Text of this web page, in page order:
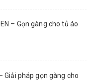
– Gọn gàng cho tủ áo
Giải pháp gọn gàng cho